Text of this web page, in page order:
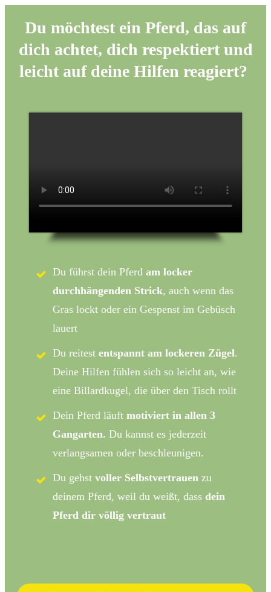
Du möchtest ein Pferd, das auf
dich achtet, dich respektiert und
leicht auf deine Hilfen reagiert?
Du führst dein Pferd am locker
durchhängenden Strick, auch wenn das
Gras lockt oder ein Gespenst im Gebüsch
lauert
Du reitest entspannt am lockeren Zügel.
Deine Hilfen fühlen sich so leicht an, wie
eine Billardkugel, die über den Tisch rollt
Dein Pferd läuft motiviert in allen 3
Gangarten. Du kannst es jederzeit
verlangsamen oder beschleunigen.
Du gehst voller Selbstvertrauen zu
deinem Pferd, weil du weißt, dass dein
Pferd dir völlig vertraut